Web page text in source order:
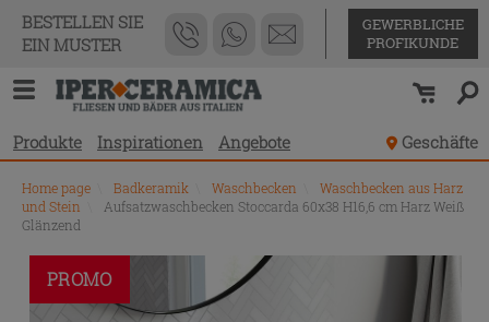
BESTELLEN SIE
EIN MUSTER
GEWERBLICHE
PROFIKUNDE
Produkte Inspirationen Angebote Geschäfte
Home page Badkeramik Waschbecken
Waschbecken aus Harz
und Stein
Aufsatzwaschbecken Stoccarda 60x38 H16,6 cm Harz Weiß
Glänzend
PROMO